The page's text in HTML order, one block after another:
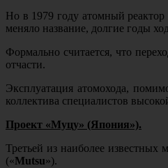
Но в 1979 году атомный
меняло название, долгие годы
Формально считается, что
отчасти.
Эксплуатация атомохода,
коллектива специалистов
Проект «Муцу» (Япония»).
Третьей из наиболее известных
(«Mutsu»).